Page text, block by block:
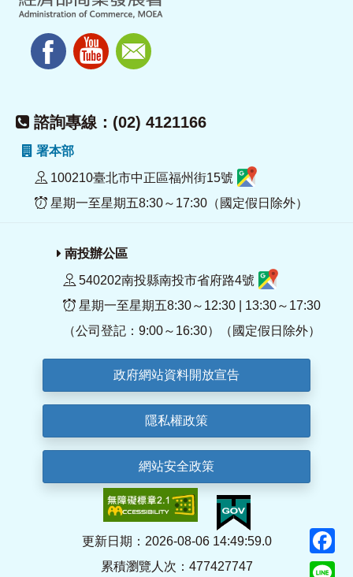
諮詢專線：(02) 4121166
署本部
100210臺北市中正區福州街15號
星期一至星期五8:30～17:30（國定假日除外）
南投辦公區
540202南投縣南投市省府路4號
星期一至星期五8:30～12:30 | 13:30～17:30
（公司登記：9:00～16:30）（國定假日除外）
政府網站資料開放宣告
隱私權政策
網站安全政策
更新日期：2026-08-06 14:49:59.0
累積瀏覽人次：477427747